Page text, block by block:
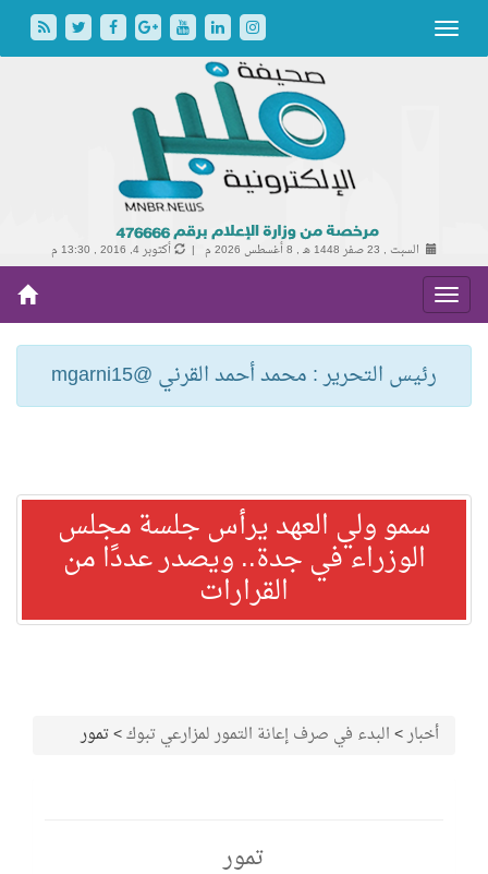
السبت , 23 صفر 1448 هـ , 8 أغسطس 2026 م | أكتوبر 4, 2016 , 13:30 م
رئيس التحرير : محمد أحمد القرني @mgarni15
سمو ولي العهد يرأس جلسة مجلس
الوزراء في جدة.. ويصدر عددًا من
القرارات
أخبار>البدء في صرف إعانة التمور لمزارعي تبوك>تمور
تمور